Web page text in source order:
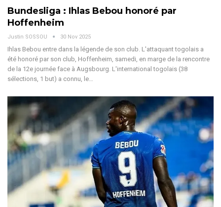
Bundesliga : Ihlas Bebou honoré par
Hoffenheim
Justin SOSSOU 30 Nov 2025
Ihlas Bebou entre dans la légende de son club. L'attaquant togolais a
été honoré par son club, Hoffenheim, samedi, en marge de la rencontre
de la 12e journée face à Augsbourg. L'international togolais (38
sélections, 1 but) a connu, le